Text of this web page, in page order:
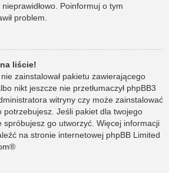
Poinformuj o tym
problem.
liście!
zainstalował pakietu zawierającego
nikt jeszcze nie przetłumaczył phpBB3
witryny czy może zainstalować
potrzebujesz. Jeśli pakiet dla twojego
spróbujesz go utworzyć. Więcej informacji
na stronie internetowej phpBB Limited
®